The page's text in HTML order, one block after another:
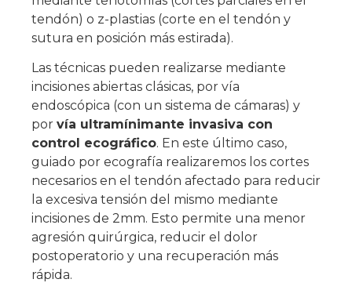
tendón) o z-plastias (corte en el tendón y
sutura en posición más estirada).
Las técnicas pueden realizarse mediante
incisiones abiertas clásicas, por vía
endoscópica (con un sistema de cámaras) y
por vía ultramínimante invasiva con
control ecográfico. En este último caso,
guiado por ecografía realizaremos los cortes
necesarios en el tendón afectado para reducir
la excesiva tensión del mismo mediante
incisiones de 2mm. Esto permite una menor
agresión quirúrgica, reducir el dolor
postoperatorio y una recuperación más
rápida.